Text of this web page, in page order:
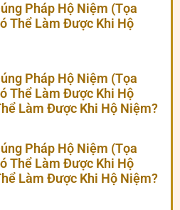
Pháp Hộ Niệm (Tọa
Thể Làm Được Khi Hộ
Pháp Hộ Niệm (Tọa
Thể Làm Được Khi Hộ
Làm Được Khi Hộ Niệm?
Pháp Hộ Niệm (Tọa
Thể Làm Được Khi Hộ
Làm Được Khi Hộ Niệm?